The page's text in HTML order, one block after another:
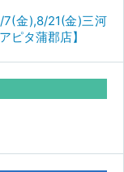
金),8/21(金)三河
タ蒲郡店】